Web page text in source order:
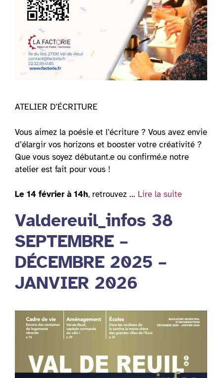
ATELIER D’ÉCRITURE
Vous aimez la poésie et l’écriture ? Vous avez envie
d’élargir vos horizons et booster votre créativité ?
Que vous soyez débutant.e ou confirmé.e notre
atelier est fait pour vous !
Le 14 février à 14h, retrouvez … Lire la suite
Valdereuil_infos 38
SEPTEMBRE –
DÉCEMBRE 2025 –
JANVIER 2026